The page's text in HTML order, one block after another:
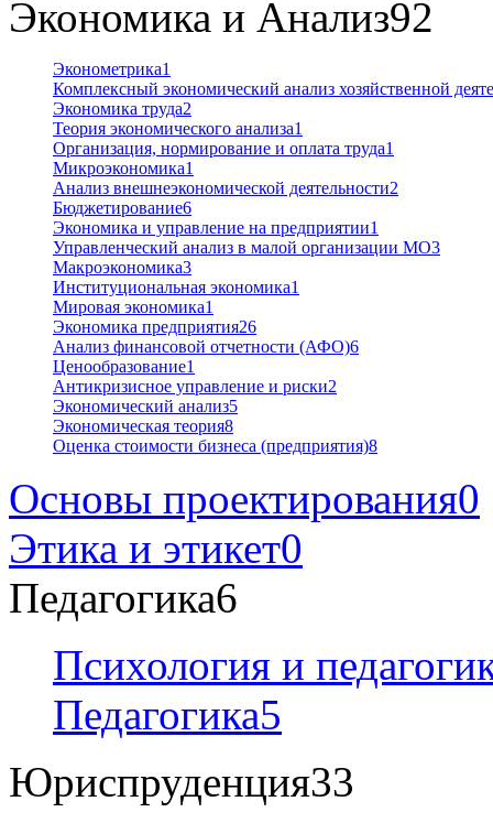
Экономика и Анализ92
Эконометрика1
Комплексный экономический анализ хозяйственной
Экономика труда2
Теория экономического анализа1
Организация, нормирование и оплата труда1
Микроэкономика1
Анализ внешнеэкономической деятельности2
Бюджетирование6
Экономика и управление на предприятии1
Управленческий анализ в малой организации МО3
Макроэкономика3
Институциональная экономика1
Мировая экономика1
Экономика предприятия26
Анализ финансовой отчетности (АФО)6
Ценообразование1
Антикризисное управление и риски2
Экономический анализ5
Экономическая теория8
Оценка стоимости бизнеса (предприятия)8
Основы проектирования0
Этика и этикет0
Педагогика6
Психология и
Педагогика5
Юриспруденция33